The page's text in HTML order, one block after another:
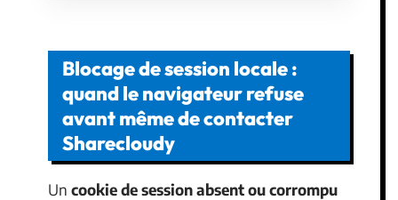
Blocage de session locale :
quand le navigateur refuse
avant même de contacter
Sharecloudy
Un cookie de session absent ou corrompu